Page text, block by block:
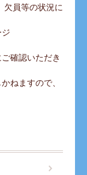
欠員等の状況に
確認いただき
ねますので、